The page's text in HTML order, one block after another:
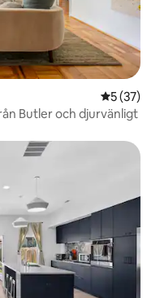
5 av 5 i
5 (37)
Butler och djurvänligt